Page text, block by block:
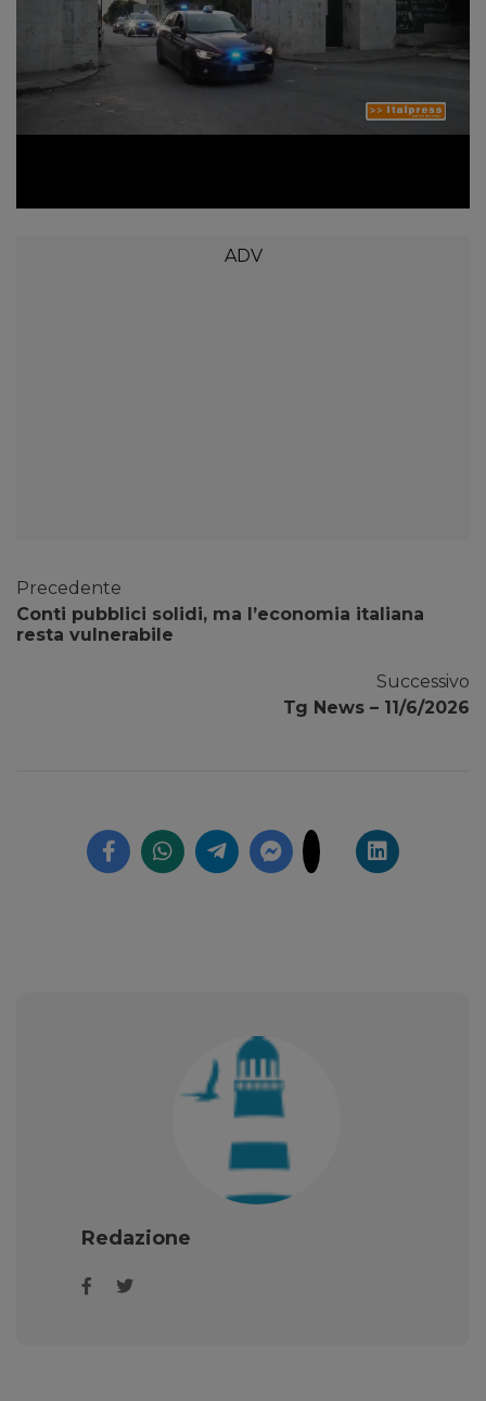
Precedente
Conti pubblici solidi, ma l’economia italiana
resta vulnerabile
Successivo
Tg News – 11/6/2026
Redazione